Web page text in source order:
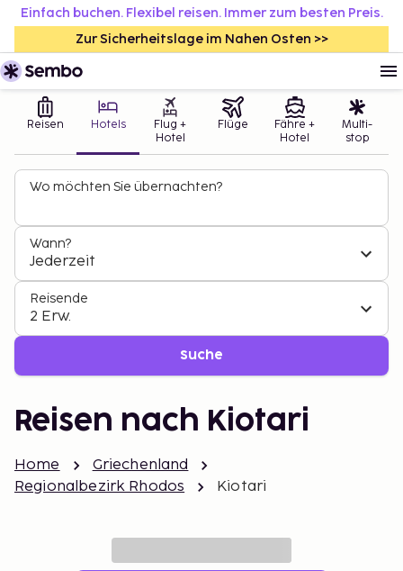
Einfach buchen. Flexibel reisen. Immer zum besten Preis.
Zur Sicherheitslage im Nahen Osten >>
Reisen Hotels
Flug +
Hotel
Flüge
Fähre +
Hotel
Multi-
stop
Wo möchten Sie übernachten?
Wann?
Jederzeit
Reisende
2 Erw.
Suche
Reisen nach Kiotari
Home
Griechenland
Regionalbezirk Rhodos
Kiotari